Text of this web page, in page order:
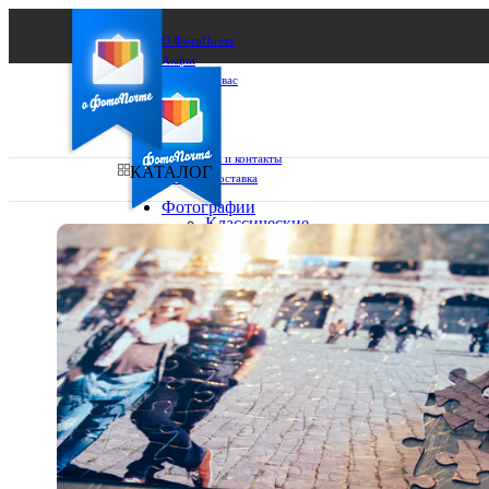
О ФотоПочте
Акции
Сделаем за вас
Бизнесу
FAQ
Франшиза
Поддержка и контакты
Оплата и доставка
Ваш город:
Ваш регион доставки
Выберите из списка:
КАТАЛОГ
Фотографии
Классические
10х10
10х15
13х18
15х15
15х20
20х20
20х30
30х30
30х40
А4
Фото
в